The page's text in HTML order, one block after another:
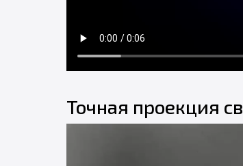
Точная проекция